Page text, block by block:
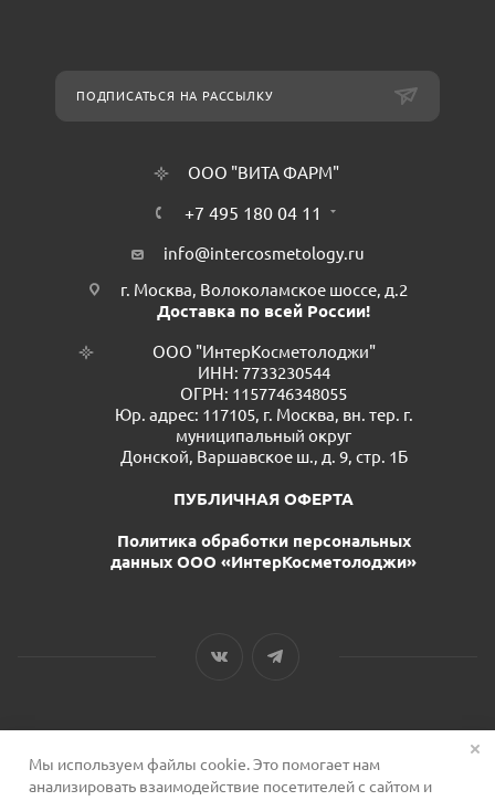
ПОДПИСАТЬСЯ НА РАССЫЛКУ
ООО "ВИТА ФАРМ"
+7 495 180 04 11
info@intercosmetology.ru
г. Москва, Волоколамское шоссе, д.2
Доставка по всей России!
ООО "ИнтерКосметолоджи"
ИНН: 7733230544
ОГРН: 1157746348055
Юр. адрес: 117105, г. Москва, вн. тер. г.
муниципальный округ
Донской, Варшавское ш., д. 9, стр. 1Б
ПУБЛИЧНАЯ ОФЕРТА
Политика обработки персональных
данных ООО «ИнтерКосметолоджи»
2026 © Сервис для косметологов
Мы используем файлы cookie. Это помогает нам
анализировать взаимодействие посетителей с сайтом и